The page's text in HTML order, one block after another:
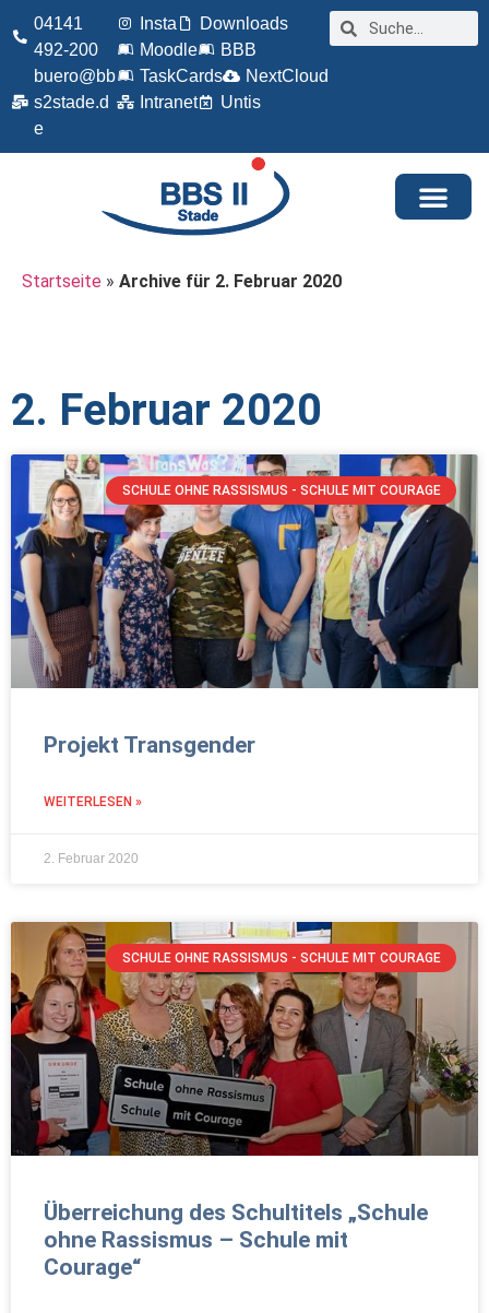
04141
492-200
buero@bb
s2stade.d
e
Insta
Downloads
Moodle
BBB
TaskCards
NextCloud
Intranet
Untis
Startseite » Archive für 2. Februar 2020
2. Februar 2020
SCHULE OHNE RASSISMUS - SCHULE MIT COURAGE
Projekt Transgender
WEITERLESEN »
2. Februar 2020
SCHULE OHNE RASSISMUS - SCHULE MIT COURAGE
Überreichung des Schultitels „Schule
ohne Rassismus – Schule mit
Courage“